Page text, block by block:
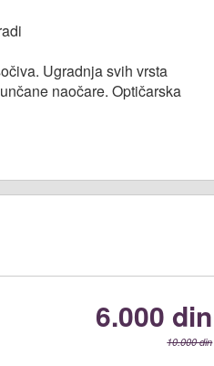
Ugradnja svih vrsta
naočare. Optičarska
6.000 din
10.000 din